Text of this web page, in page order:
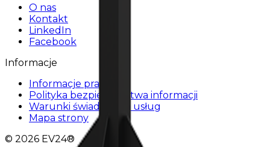
O nas
Kontakt
LinkedIn
Facebook
Informacje
Informacje prawne
Polityka bezpieczeństwa informacji
Warunki świadczenia usług
Mapa strony
© 2026 EV24®